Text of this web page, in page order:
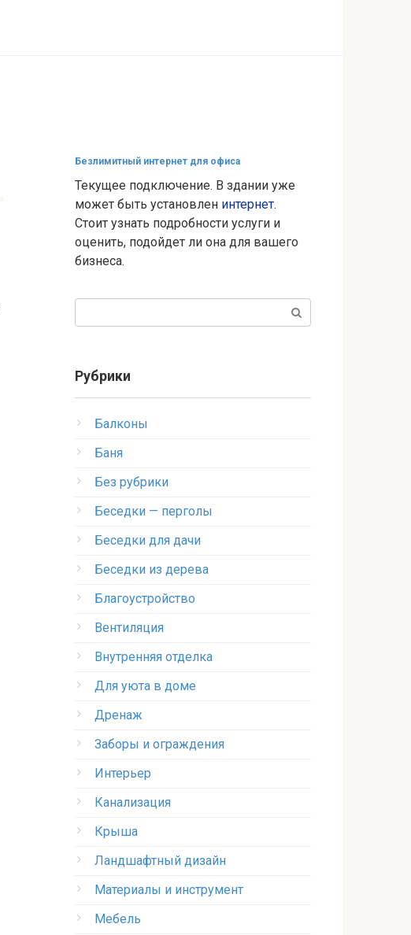
Безлимитный интернет для офиса
Текущее подключение. В здании уже
может быть установлен интернет.
Стоит узнать подробности услуги и
оценить, подойдет ли она для вашего
бизнеса.
Рубрики
Балконы
Баня
Без рубрики
Беседки — перголы
Беседки для дачи
Беседки из дерева
Благоустройство
Вентиляция
Внутренняя отделка
Для уюта в доме
Дренаж
Заборы и ограждения
Интерьер
Канализация
Крыша
Ландшафтный дизайн
Материалы и инструмент
Мебель